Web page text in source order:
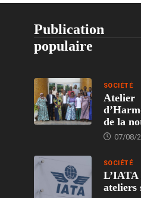
Publication
populaire
SOCIÉTÉ
Atelier
de la
07/08/
SOCIÉTÉ
L’IATA
ateliers